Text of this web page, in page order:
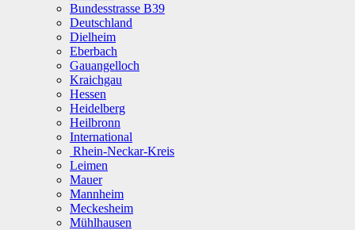
Bundesstrasse B39
Deutschland
Dielheim
Eberbach
Gauangelloch
Kraichgau
Hessen
Heidelberg
Heilbronn
International
Rhein-Neckar-Kreis
Leimen
Mauer
Mannheim
Meckesheim
Mühlhausen